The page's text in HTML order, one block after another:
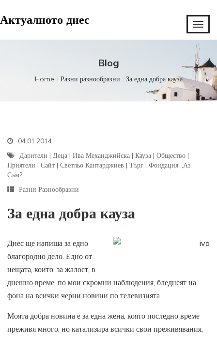
Актуалното днес
Blog
Home Разни разнообразни За една добра кауза
04.01.2014
Дарители | Деца | Ива Механджийска | Кауза | Общество |
Приятели | Сайт | Светльо Кантарджиев | Търг | Фондация „Аз
Съм?
Разни Разнообразни
За една добра кауза
Днес ще напиша за едно
благородно дело. Едно от
нещата, които, за жалост, в
днешно време, по мои скромни наблюдения, бледнеят на
фона на всички черни новини по телевизията.
Моята добра новина е за една жена, която последно време
преживя много, но катализира всички свои преживявания,